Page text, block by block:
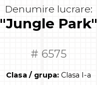
Denumire lucrare:
"Jungle Park"
# 6575
Clasa / grupa: Clasa I-a